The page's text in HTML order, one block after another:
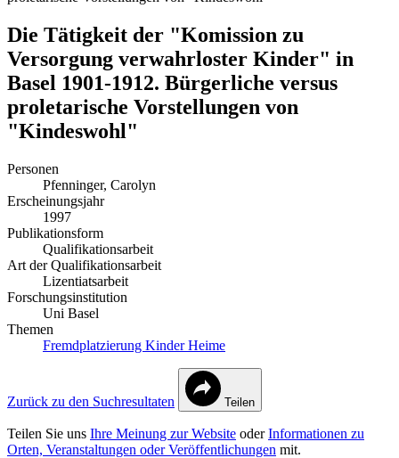
Die Tätigkeit der "Komission zu
Versorgung verwahrloster Kinder" in
Basel 1901-1912. Bürgerliche versus
proletarische Vorstellungen von
"Kindeswohl"
Personen
Pfenninger, Carolyn
Erscheinungsjahr
1997
Publikationsform
Qualifikationsarbeit
Art der Qualifikationsarbeit
Lizentiatsarbeit
Forschungsinstitution
Uni Basel
Themen
Fremdplatzierung KinderHeime
Zurück zu den Suchresultaten Teilen
Teilen Sie uns Ihre Meinung zur Website oderInformationen zu
Orten, Veranstaltungen oder Veröffentlichungen mit.